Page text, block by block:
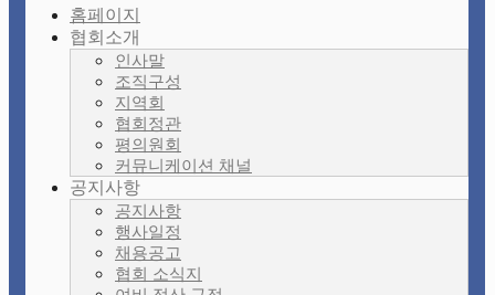
홈페이지
협회소개
인사말
조직구성
지역회
협회정관
평의원회
커뮤니케이션 채널
공지사항
공지사항
행사일정
채용공고
협회 소식지